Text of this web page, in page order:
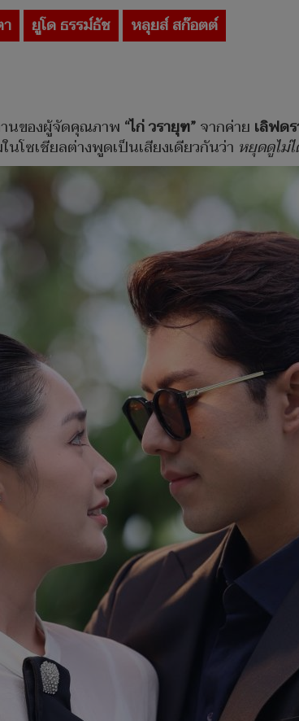
ยูโด ธรรม์ธัช หลุยส์ สก๊อตต์
นของผู้จัดคุณภาพ “ไก่ วรายุฑ”จากค่าย เลิฟด
โซเชียลต่างพูดเป็นเสียงเดียวกันว่า หยุดดูไม่